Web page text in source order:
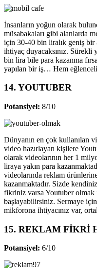
İnsanların yoğun olarak
müsabakaları gibi alanlarda
için 30-40 bin liralık geniş bir
ihtiyaç duyacaksınız. Sürekli
bin lira bile para kazanma
yapılan bir iş… Hem
14. YOUTUBER
Potansiyel: 8/10
Dünyanın en çok kullanılan
video hazırlayan kişilere
olarak videolarının her 1
liraya yakın para
videolarında reklam
kazanmaktadır. Sizde
fikriniz varsa Youtuber olmak
başlayabilirsiniz. Sermaye
mikforona ihtiyacınız var,
15. REKLAM FİKRİ
Potansiyel: 6/10